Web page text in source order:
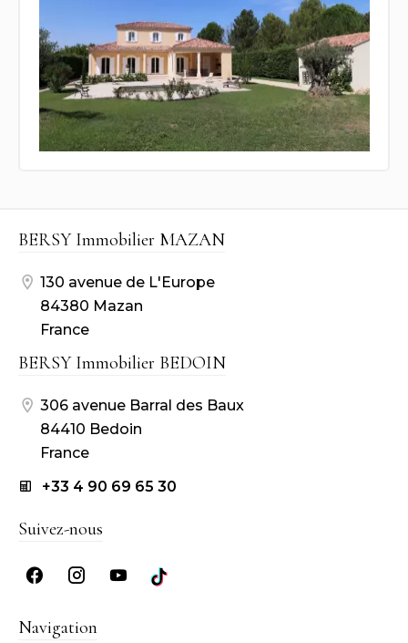
BERSY Immobilier MAZAN
130 avenue de L'Europe
84380 Mazan
France
BERSY Immobilier BEDOIN
306 avenue Barral des Baux
84410 Bedoin
France
+33 4 90 69 65 30
Suivez-nous
Navigation